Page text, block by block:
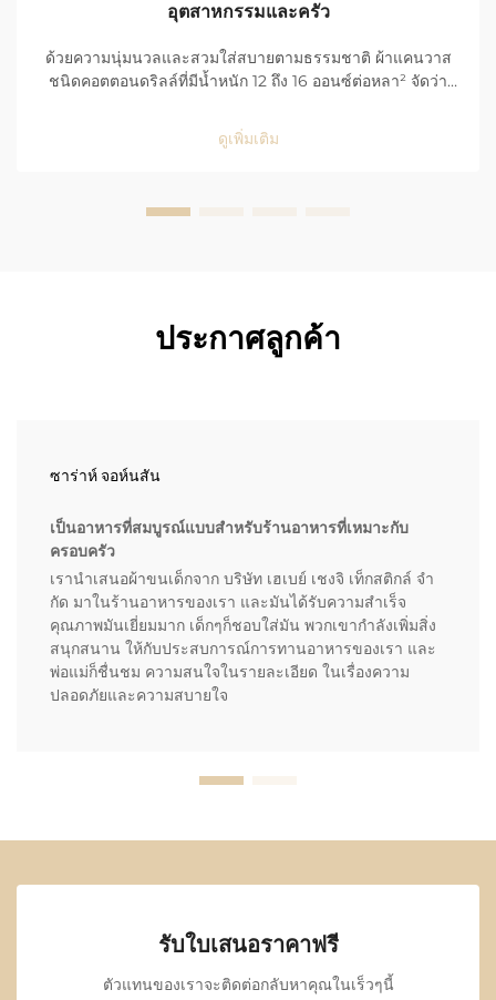
อุตสาหกรรมและครัว
ด้วยความนุ่มนวลและสวมใส่สบายตามธรรมชาติ ผ้าแคนวาส
ชนิดคอตตอนดริลล์ที่มีน้ำหนัก 12 ถึง 16 ออนซ์ต่อหลา² จัดว่า
มีการใช้งานหนักและครัวของร้านอาหาร ด้วยโครงสร้างการ
ทอที่สม่ำเสมอและมีความหนาแน่นสูง ผ้าแคนวาส...
ดูเพิ่มเติม
ประกาศลูกค้า
ซาร่าห์ จอห์นสัน
เป็นอาหารที่สมบูรณ์แบบสําหรับร้านอาหารที่เหมาะกับ
ครอบครัว
เรานําเสนอผ้าขนเด็กจาก บริษัท เฮเบย์ เชงจิ เท็กสติกล์ จํา
กัด มาในร้านอาหารของเรา และมันได้รับความสําเร็จ
คุณภาพมันเยี่ยมมาก เด็กๆก็ชอบใส่มัน พวกเขากําลังเพิ่มสิ่ง
สนุกสนาน ให้กับประสบการณ์การทานอาหารของเรา และ
พ่อแม่ก็ชื่นชม ความสนใจในรายละเอียด ในเรื่องความ
ปลอดภัยและความสบายใจ
รับใบเสนอราคาฟรี
ตัวแทนของเราจะติดต่อกลับหาคุณในเร็วๆนี้